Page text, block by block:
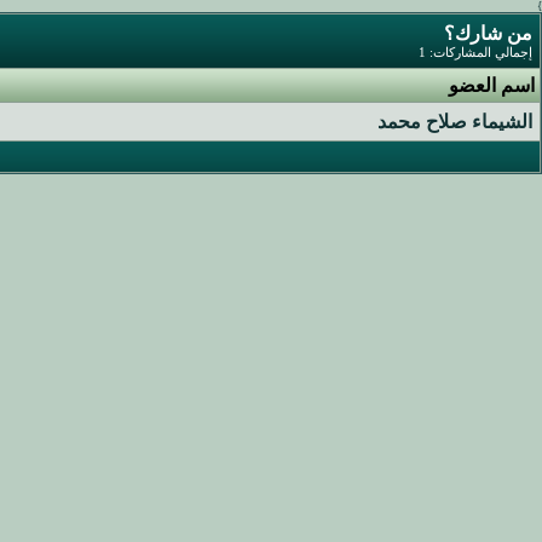
}
من شارك؟
إجمالي المشاركات: 1
اسم العضو
الشيماء صلاح محمد